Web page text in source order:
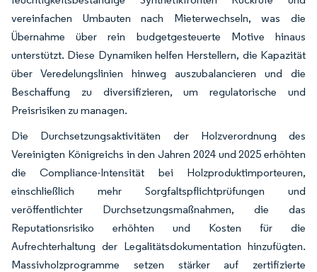
vereinfachen Umbauten nach Mieterwechseln, was die
Übernahme über rein budgetgesteuerte Motive hinaus
unterstützt. Diese Dynamiken helfen Herstellern, die Kapazität
über Veredelungslinien hinweg auszubalancieren und die
Beschaffung zu diversifizieren, um regulatorische und
Preisrisiken zu managen.
Die Durchsetzungsaktivitäten der Holzverordnung des
Vereinigten Königreichs in den Jahren 2024 und 2025 erhöhten
die Compliance-Intensität bei Holzproduktimporteuren,
einschließlich mehr Sorgfaltspflichtprüfungen und
veröffentlichter Durchsetzungsmaßnahmen, die das
Reputationsrisiko erhöhten und Kosten für die
Aufrechterhaltung der Legalitätsdokumentation hinzufügten.
Massivholzprogramme setzen stärker auf zertifizierte